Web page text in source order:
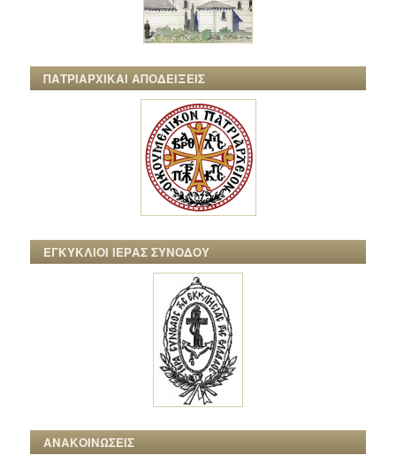
ΠΑΤΡΙΑΡΧΙΚΑΙ ΑΠΟΔΕΙΞΕΙΣ
ΕΓΚΥΚΛΙΟΙ ΙΕΡΑΣ ΣΥΝΟΔΟΥ
ΑΝΑΚΟΙΝΩΣΕΙΣ